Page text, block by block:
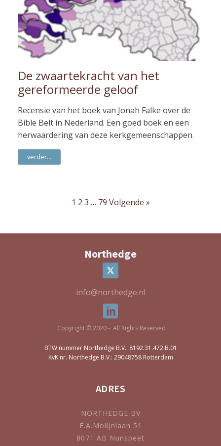
De zwaartekracht van het
gereformeerde geloof
Recensie van het boek van Jonah Falke over de
Bible Belt in Nederland. Een goed boek en een
herwaardering van deze kerkgemeenschappen.
verder...
1 2 3 … 79 Volgende »
Northedge
info@northedge.nl
Copyright © 2020 - All Rights Reserved
BTW nummer Northedge B.V.: 8192.31.472.B.01
KvK nr. Northedge B.V.: 29048758 Rotterdam
ADRES
NORTHEDGE BV
F.A.Molijnlaan 51
8071 AB Nunspeet